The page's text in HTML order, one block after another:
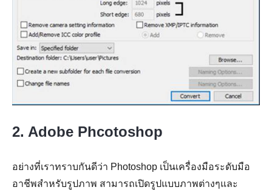
ขั้นตอนที่
1.
2. Adobe Phcotoshop
อย่างที่เราทราบกันดีว่า Photoshop เป็นเครื่องมือระดับมือ
อาชีพสำหรับรูปภาพ สามารถเปิดรูปแบบภาพต่างๆและ